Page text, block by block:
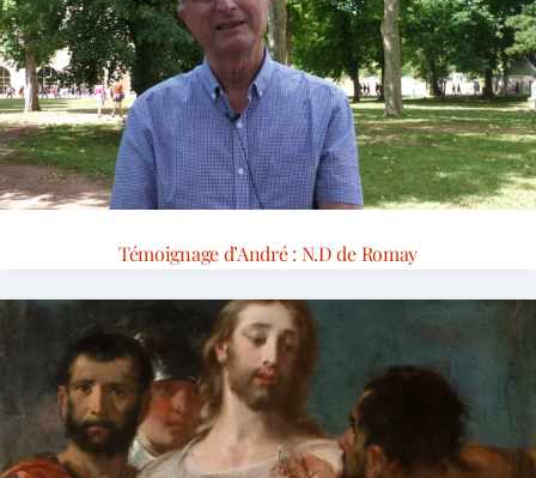
Témoignage d’André : N.D de Romay